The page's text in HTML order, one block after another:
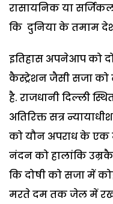
रासायनिक या
कि दुनिया के तमाम
इतिहास अपनेआप को
कैस्ट्रेशन जैसी सजा को
है. राजधानी दिल्ली
अतिरिक्त सत्र
को यौन अपराध के एक
नंदन को हालांकि
कि दोषी को सजा में
मरते दम तक जेल में